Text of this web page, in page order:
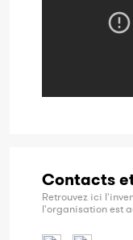
Contacts
Retrouvez ici
l'organisation est